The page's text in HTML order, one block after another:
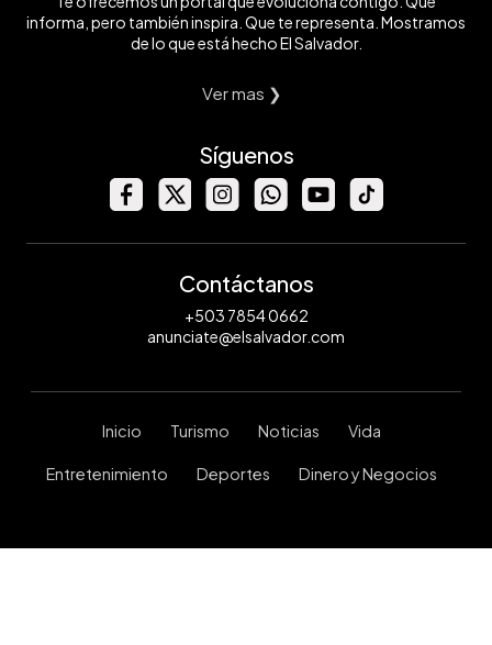
informa, pero también inspira. Que te representa. Mostramos
de lo que está hecho El Salvador.
Ver mas ❯
Síguenos
Contáctanos
+503 7854 0662
anunciate@elsalvador.com
Inicio Turismo Noticias Vida
Entretenimiento Deportes Dinero y Negocios